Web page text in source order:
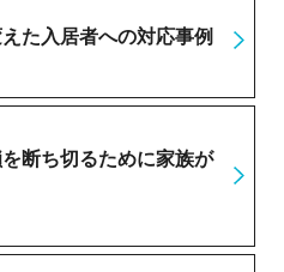
た入居者への対応事例
断ち切るために家族が